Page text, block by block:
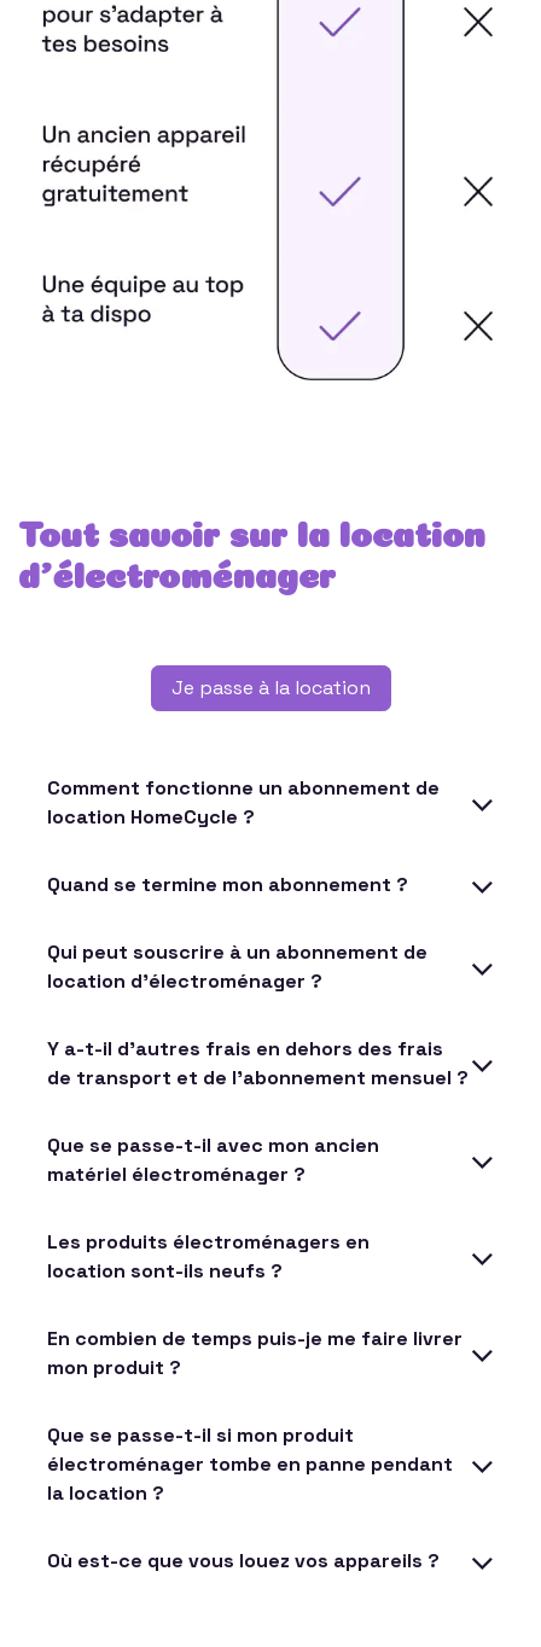
Comment fonctionne un abonnement de
location HomeCycle ?
Quand se termine mon abonnement ?
Qui peut souscrire à un abonnement de
location d’électroménager ?
Y a-t-il d'autres frais en dehors des frais
de transport et de l'abonnement mensuel ?
Que se passe-t-il avec mon ancien
matériel électroménager ?
Les produits électroménagers en
location sont-ils neufs ?
En combien de temps puis-je me faire livrer
mon produit ?
Que se passe-t-il si mon produit
électroménager tombe en panne pendant
la location ?
Où est-ce que vous louez vos appareils ?
Tout savoir sur la location
d’électroménager
Je passe à la location